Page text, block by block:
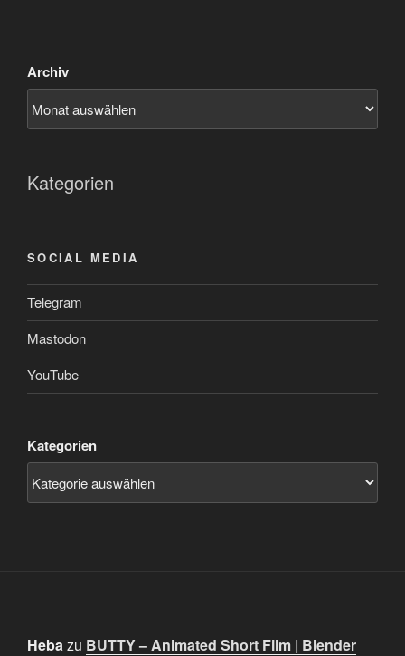
Archiv
Kategorien
SOCIAL MEDIA
Telegram
Mastodon
YouTube
Kategorien
Heba zu BUTTY – Animated Short Film | Blender